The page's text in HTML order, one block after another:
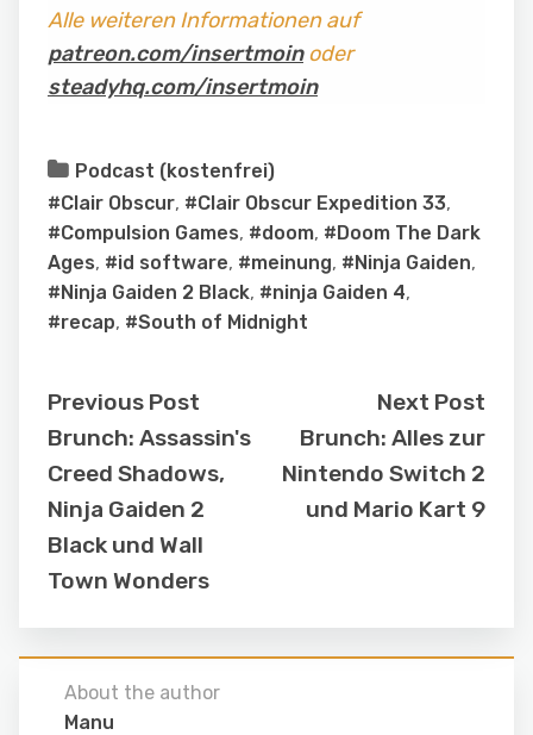
Alle weiteren Informationen auf
patreon.com/insertmoinoder
steadyhq.com/insertmoin
Podcast (kostenfrei)
#Clair Obscur, #Clair Obscur Expedition 33,
#Compulsion Games, #doom, #Doom The Dark
Ages, #id software, #meinung, #Ninja Gaiden,
#Ninja Gaiden 2 Black, #ninja Gaiden 4,
#recap, #South of Midnight
Previous Post
Brunch: Assassin's
Creed Shadows,
Ninja Gaiden 2
Black und Wall
Town Wonders
Next Post
Brunch: Alles zur
Nintendo Switch 2
und Mario Kart 9
About the author
Manu